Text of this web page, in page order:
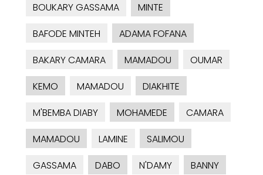
BOUKARY GASSAMA
MINTE
BAFODE MINTEH
ADAMA FOFANA
BAKARY CAMARA
MAMADOU
OUMAR
KEMO
MAMADOU
DIAKHITE
M'BEMBA DIABY
MOHAMEDE
CAMARA
MAMADOU
LAMINE
SALIMOU
GASSAMA
DABO N'DAMY
BANNY